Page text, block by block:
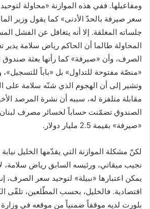
ومفاعيلها. ففي هذه الموازنة «محاولة
سعر صيرفة بالحدّ الأدنى» كما يقول وزير
جلساته المغلقة. إلا أنه يتغافل عن الفشل
المحاولة طالما أن الحاكم رياض سلامة يدير
الصرف، وأن «صيرفة» كما رأتها بعثة صندوق
«منصّة مفتوحة للتداول» بل «باباً
وتشير إلى أن الهجوم الذي شنّه سلامة على
مقابلة متلفزة له، سببه أن نشرة المرصد
الصندوق تضمّنت حساباً لخسائر مصرف
«صيرفة» بقيمة 2.5 مليار دولار.
لكنّ مشكلة الموازنة التي يقدّمها الخليل
نجيب ميقاتي، ورئيسه السابق رياض سلامة،
يمكن اعتبارها «نبيلة» لتوحيد سعر الصرف،
اقتصادية. فالخليل، بحسب المطّلعين، تلقّى
بلورت لديه موقفاً ضمنياً من موقعه في وزارة